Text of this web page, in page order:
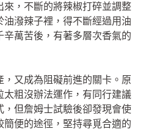
，不斷的將辣椒打碎並調整
油潑辣子裡，得不斷經過用油
萬苦後，有著多層次香氣的
又成為阻礙前進的關卡。原
粗沒辦法運作，有同行建議
，但詹姆士試驗後卻發現會使
便的途徑，堅持尋覓合適的